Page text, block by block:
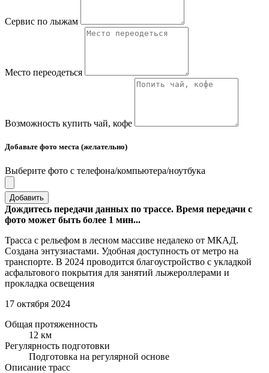
Сервис по лыжам
Место переодеться
Возможность купить чай, кофе
Добавьте фото места (желательно)
Выберите фото с телефона/компьютера/ноутбука
Добавить
Дождитесь передачи данных по трассе. Время передачи с
фото может быть более 1 мин...
Трасса с рельефом в лесном массиве недалеко от МКАД.
Создана энтузиастами. Удобная доступность от метро на
транспорте. В 2024 проводится благоустройство с укладкой
асфальтового покрытия для занятий лыжероллерами и
прокладка освещения
17 октября 2024
Общая протяженность
12 км
Регулярность подготовки
Подготовка на регулярной основе
Описание трасс